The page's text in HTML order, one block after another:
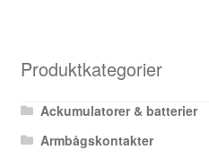
Produktkategorier
Ackumulatorer & batterier
Armbågskontakter